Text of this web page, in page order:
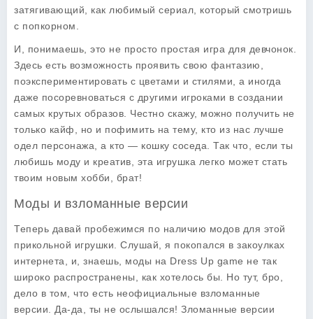
затягивающий, как любимый сериал, который смотришь
с попкорном.
И, понимаешь, это не просто простая игра для девчонок.
Здесь есть возможность проявить свою фантазию,
поэкспериментировать с цветами и стилями, а иногда
даже посоревноваться с другими игроками в создании
самых крутых образов. Честно скажу, можно получить не
только кайф, но и пофимить на тему, кто из нас лучше
одел персонажа, а кто — кошку соседа. Так что, если ты
любишь моду и креатив, эта игрушка легко может стать
твоим новым хобби, брат!
Моды и взломанные версии
Теперь давай пробежимся по наличию модов для этой
прикольной игрушки. Слушай, я покопался в закоулках
интернета, и, знаешь, моды на Dress Up game не так
широко распространены, как хотелось бы. Но тут, бро,
дело в том, что есть неофициальные взломанные
версии. Да-да, ты не ослышался! Зломанные версии